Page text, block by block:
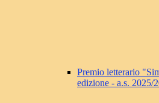
Premio letterario
edizione - a.s. 2025/